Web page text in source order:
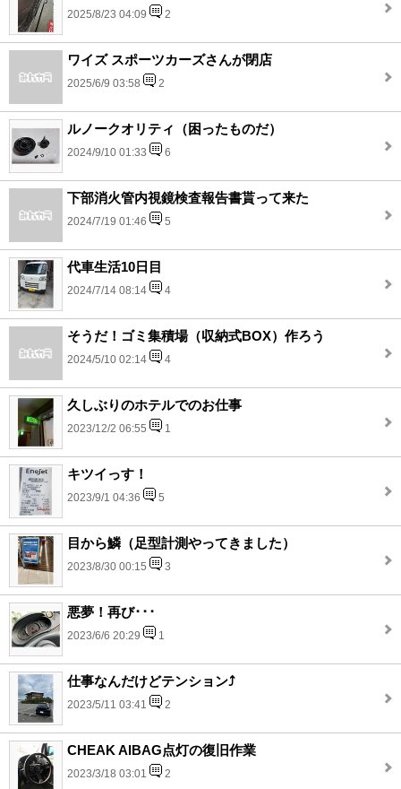
2025/8/23 04:09 2
ワイズ スポーツカーズさんが閉店
2025/6/9 03:58 2
ルノークオリティ（困ったものだ）
2024/9/10 01:33 6
下部消火管内視鏡検査報告書貰って来た
2024/7/19 01:46 5
代車生活10日目
2024/7/14 08:14 4
そうだ！ゴミ集積場（収納式BOX）作ろう
2024/5/10 02:14 4
久しぶりのホテルでのお仕事
2023/12/2 06:55 1
キツイっす！
2023/9/1 04:36 5
目から鱗（足型計測やってきました）
2023/8/30 00:15 3
悪夢！再び･･･
2023/6/6 20:29 1
仕事なんだけどテンション⤴
2023/5/11 03:41 2
CHEAK AIBAG点灯の復旧作業
2023/3/18 03:01 2